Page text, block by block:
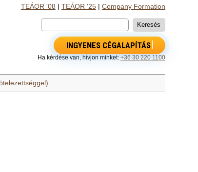
TEÁOR '08 TEÁOR '25| Company Formation
INGYENES CÉGALAPÍTÁS
Ha kérdése van, hívjon minket: +36 30 220 1100